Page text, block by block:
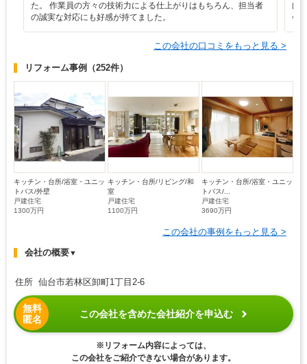
た。 作業員の方々の技術力による仕上がりはもちろん、担当者
の誠実な対応にも好感が持てました。
ほ
会
この会社の口コミをもっと見る >
リフォーム事例 （252件）
キッチン・台所/浴室・ユニッ
トバス/外壁
戸建住宅
1300万円
キッチン・台所/リビング/和
室
戸建住宅
1100万円
キッチン・台所/浴室・ユニッ
トバス/...
戸建住宅
3690万円
この会社の事例をもっと見る >
会社の概要▼
住所 仙台市若林区卸町1丁目2-6
無料
匿名
この会社を含めた会社紹介を申込む
※リフォーム内容によっては、
この会社をご紹介できない場合があります。